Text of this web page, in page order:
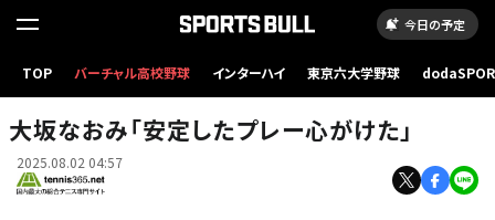
今日の予定
TOP バーチャル高校野球 インターハイ 東京六大学野球
大坂なおみ「安定したプレー心がけた」
2025.08.02 04:57